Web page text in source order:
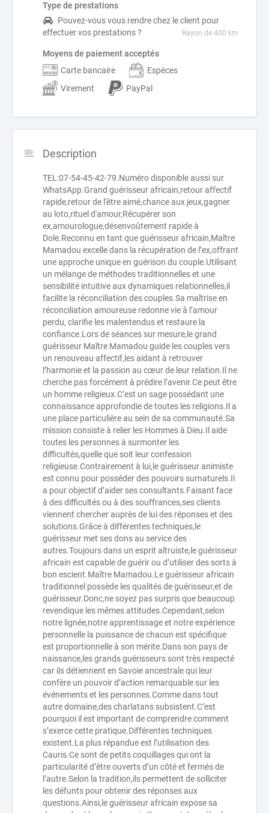
Type de prestations
Pouvez-vous vous rendre chez le client pour
effectuer vos prestations ?
Rayon de 400 km
Moyens de paiement acceptés
Carte bancaire
Espèces
Virement
PayPal
Description
TEL:07-54-45-42-79.Numéro disponible aussi sur
WhatsApp.Grand guérisseur africain,retour affectif
rapide,retour de l'être aimé,chance aux jeux,gagner
au loto,rituel d'amour,Récupérer son
ex,amourologue,désenvoûtement rapide à
Dole.Reconnu en tant que guérisseur africain,Maître
Mamadou excelle dans la récupération de l’ex,offrant
une approche unique en guérison du couple.Utilisant
un mélange de méthodes traditionnelles et une
sensibilité intuitive aux dynamiques relationnelles,il
facilite la réconciliation des couples.Sa maîtrise en
réconciliation amoureuse redonne vie à l’amour
perdu, clarifie les malentendus et restaure la
confiance.Lors de séances sur mesure,le grand
guérisseur Maître Mamadou guide les couples vers
un renouveau affectif,les aidant à retrouver
l’harmonie et la passion au cœur de leur relation.Il ne
cherche pas forcément à prédire l’avenir.Ce peut être
un homme religieux.C’est un sage possédant une
connaissance approfondie de toutes les religions.Il a
une place particulière au sein de sa communauté.Sa
mission consiste à relier les Hommes à Dieu.Il aide
toutes les personnes à surmonter les
difficultés,quelle que soit leur confession
religieuse.Contrairement à lui,le guérisseur animiste
est connu pour posséder des pouvoirs surnaturels.Il
a pour objectif d’aider ses consultants.Faisant face
à des difficultés ou à des souffrances,ses clients
viennent chercher auprès de lui des réponses et des
solutions.Grâce à différentes techniques,le
guérisseur met ses dons au service des
autres.Toujours dans un esprit altruiste,le guérisseur
africain est capable de guérir ou d’utiliser des sorts à
bon escient.Maître Mamadou.Le guérisseur africain
traditionnel possède les qualités de guérisseur,et de
guérisseur.Donc,ne soyez pas surpris que beaucoup
revendique les mêmes attitudes.Cependant,selon
notre lignée,notre apprentissage et notre expérience
personnelle la puissance de chacun est spécifique
est proportionnelle à son mérite.Dans son pays de
naissance,les grands guérisseurs sont très respecté
car ils détiennent en Savoie ancestrale qui leur
confère un pouvoir d’action remarquable sur les
événements et les personnes.Comme dans tout
autre domaine,des charlatans subsistent.C’est
pourquoi il est important de comprendre comment
s’exerce cette pratique.Différentes techniques
existent.La plus répandue est l’utilisation des
Cauris.Ce sont de petits coquillages qui ont la
particularité d’être ouverts d’un côté et fermés de
l’autre.Selon la tradition,ils permettent de solliciter
les défunts pour obtenir des réponses aux
questions.Ainsi,le guérisseur africain expose sa